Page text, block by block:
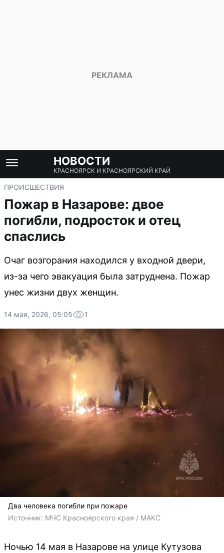
НОВОСТИ
КРАСНОЯРСК И КРАСНОЯРСКИЙ КРАЙ
ПРОИСШЕСТВИЯ
Пожар в Назарове: двое
погибли, подросток и отец
спаслись
Очаг возгорания находился у входной двери,
из-за чего эвакуация была затруднена. Пожар
унес жизни двух женщин.
14 мая, 2026, 05:05 1
Два человека погибли при пожаре
Источник: МЧС Красноярского края / МАКС
Ночью 14 мая в Назарове на улице Кутузова